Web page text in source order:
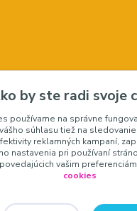
8-16 hod.)
by ste radi svoje
používame na správne
súhlasu tiež na
reklamných kampaní,
nastavenia pri používaní
vašim
cookies